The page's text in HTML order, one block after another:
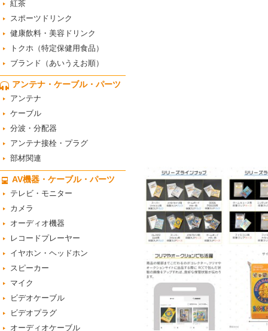
紅茶
スポーツドリンク
健康飲料・美容ドリンク
トクホ（特定保健用食品）
ブランド（あいうえお順）
アンテナ・ケーブル・パーツ
アンテナ
ケーブル
分波・分配器
アンテナ接栓・プラグ
部材関連
AV機器・ケーブル・パーツ
テレビ・モニター
カメラ
オーディオ機器
レコードプレーヤー
イヤホン・ヘッドホン
スピーカー
マイク
ビデオケーブル
ビデオプラグ
オーディオケーブル